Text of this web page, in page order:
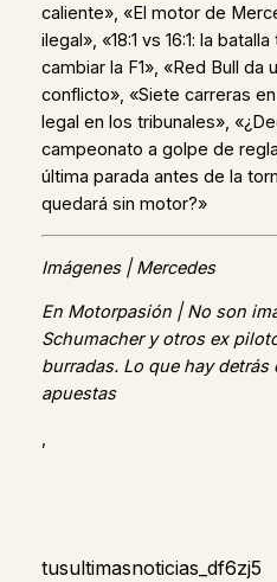
caliente», «El motor de
ilegal», «18:1 vs 16:1: la
cambiar la F1», «Red Bull da
conflicto», «Siete carreras
legal en los tribunales»,
campeonato a golpe de
última parada antes de la
quedará sin motor?»
Imágenes | Mercedes
En Motorpasión | No son
Schumacher y otros ex
burradas. Lo que hay
apuestas
,
tusultimasnoticias_df6zj5